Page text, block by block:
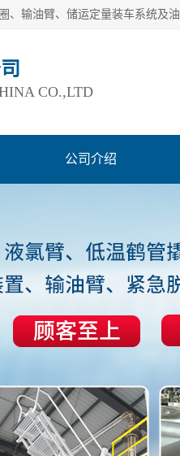
CO.,LTD
公司介绍